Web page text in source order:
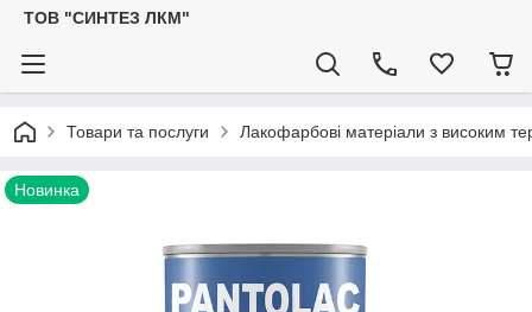
ТОВ "СИНТЕЗ ЛКМ"
Товари та послуги Лакофарбові матеріали з високим
Новинка